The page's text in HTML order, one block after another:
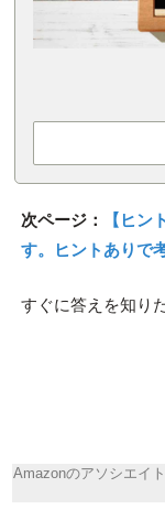
次ページ：
【ヒン
す。ヒントありで
すぐに答えを知り
Amazonのアソシエイ